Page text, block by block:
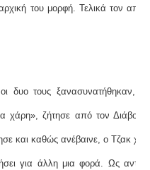
του μορφή. Τελικά τον
δυο τους ξανασυνατήθηκαν,
χάρη», ζήτησε από τον
και καθώς ανέβαινε, ο Τζακ
για άλλη μια φορά. Ως